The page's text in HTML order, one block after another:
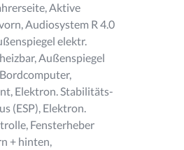
Aktive
Audiosystem R 4.0
elektr.
Außenspiegel
Elektron. Stabilitäts-
(ESP), Elektron.
Fensterheber
+ hinten,